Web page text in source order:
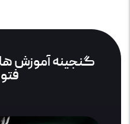
گنجینه آموزش